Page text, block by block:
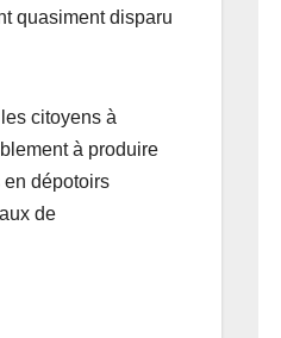
quasiment disparu
citoyens à
à produire
en dépotoirs
de